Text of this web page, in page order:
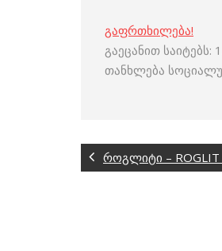
გაფრთხილება!
გაეცანით საიტებს:
თანხლება
როგლიტი –